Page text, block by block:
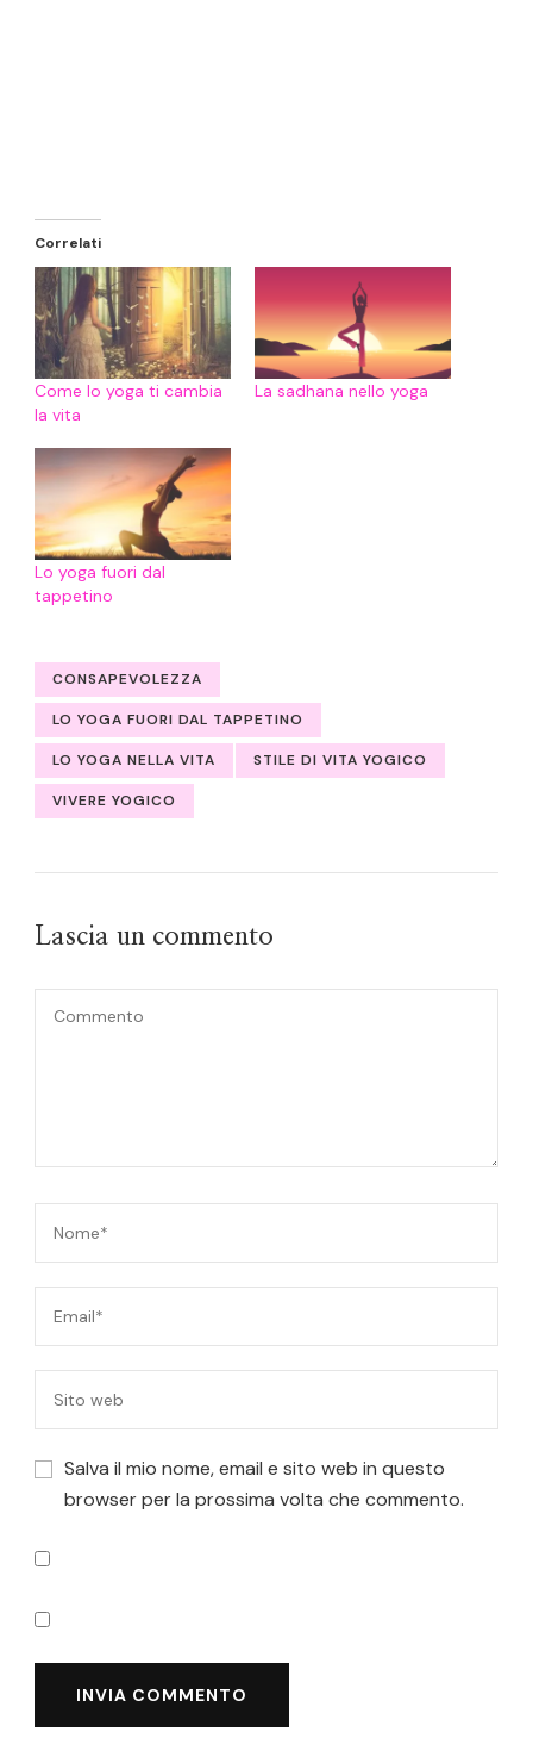
Correlati
Come lo yoga ti cambia
la vita
La sadhana nello yoga
Lo yoga fuori dal
tappetino
CONSAPEVOLEZZA
LO YOGA FUORI DAL TAPPETINO
LO YOGA NELLA VITA STILE DI VITA YOGICO
VIVERE YOGICO
Lascia un commento
Salva il mio nome, email e sito web in questo
browser per la prossima volta che commento.